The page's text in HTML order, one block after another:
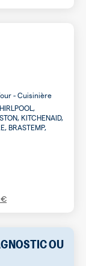
- Cuisinière
KITCHENAID,
BRASTEMP,
€
OU